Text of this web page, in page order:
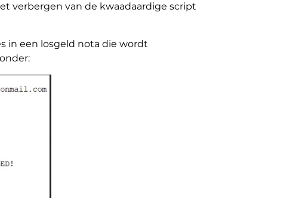
verbergen van de kwaadaardige script
in een losgeld nota die wordt